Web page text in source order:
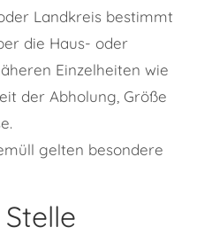
Landkreis bestimmt
die Haus- oder
Einzelheiten wie
der Abholung, Größe
gelten besondere